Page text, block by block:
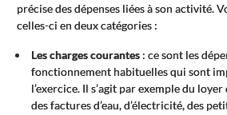
précise des dépenses liées à son activité.
celles-ci en deux catégories :
Les charges courantes: ce sont les
fonctionnement habituelles qui sont
l’exercice. Il s’agit par exemple du
des factures d’eau, d’électricité, des